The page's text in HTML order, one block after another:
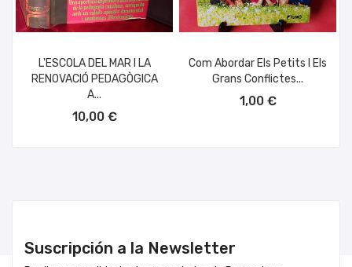
L'ESCOLA DEL MAR I LA
RENOVACIÓ PEDAGÒGICA
A...
10,00 €
Com Abordar Els Petits I Els
Grans Conflictes...
1,00 €
Suscripción a la Newsletter